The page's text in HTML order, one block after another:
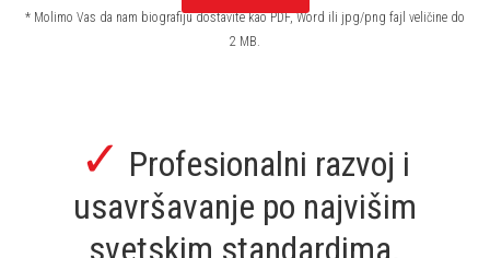
* Molimo Vas da nam biografiju dostavite kao PDF, Word ili jpg/png fajl veličine do
2 MB.
✓Brojni besplatni benefiti,
povlastice, bonusi, nagrade.